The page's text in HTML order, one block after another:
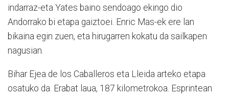
indarraz-eta Yates baino sendoago ekingo dio
Andorrako bi etapa gaiztoei. Enric Mas-ek ere lan
bikaina egin zuen, eta hirugarren kokatu da sailkapen
nagusian.
Bihar Ejea de los Caballeros eta Lleida arteko etapa
osatuko da. Erabat laua, 187 kilometrokoa. Esprintean